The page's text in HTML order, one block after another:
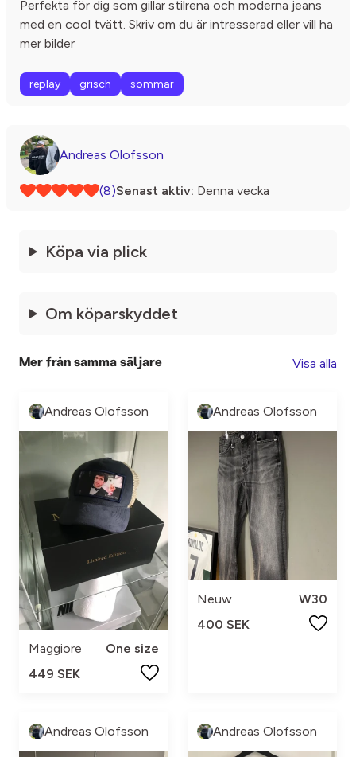
Perfekta för dig som gillar stilrena och moderna jeans
med en cool tvätt. Skriv om du är intresserad eller vill ha
mer bilder
replay grisch sommar
Andreas Olofsson
(8)Senast aktiv: Denna vecka
Köpa via plick
Om köparskyddet
Mer från samma säljare Visa alla
Andreas Olofsson
Maggiore
One size
449 SEK
Andreas Olofsson
Neuw
W30
400 SEK
Andreas Olofsson Andreas Olofsson